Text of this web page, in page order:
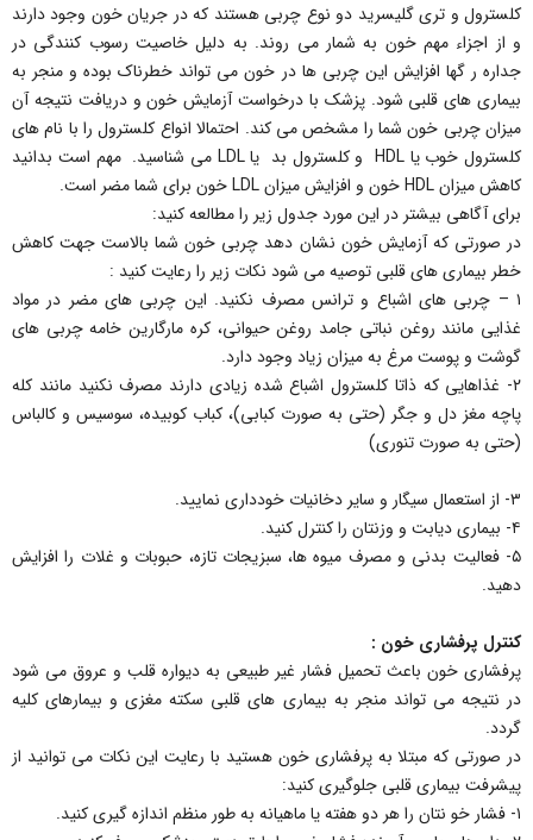
کلسترول و تری گلیسرید دو نوع چربی هستند که در جریان خون وجود دارند
و از اجزاء مهم خون به شمار می روند. به دلیل خاصیت رسوب کنندگی در
جداره ر گها افزایش این چربی ها در خون می تواند خطرناک بوده و منجر به
بیماری های قلبی شود. پزشک با درخواست آزمایش خون و دریافت نتیجه آن
میزان چربی خون شما را مشخص می کند. احتمالا انواع کلسترول را با نام های
کلسترول خوب یا HDL و کلسترول بد یا LDL می شناسید. مهم است بدانید
کاهش میزان HDL خون و افزایش میزان LDL خون برای شما مضر است.
برای آگاهی بیشتر در این مورد جدول زیر را مطالعه کنید:
در صورتی که آزمایش خون نشان دهد چربی خون شما بالاست جهت کاهش
خطر بیماری های قلبی توصیه می شود نکات زیر را رعایت کنید :
۱ – چربی های اشباع و ترانس مصرف نکنید. این چربی های مضر در مواد
غذایی مانند روغن نباتی جامد روغن حیوانی، کره مارگارین خامه چربی های
گوشت و پوست مرغ به میزان زیاد وجود دارد.
۲- غذاهایی که ذاتا کلسترول اشباع شده زیادی دارند مصرف نکنید مانند کله
پاچه مغز دل و جگر (حتی به صورت کبابی)، کباب کوبیده، سوسیس و کالباس
(حتی به صورت تنوری)
۳- از استعمال سیگار و سایر دخانیات خودداری نمایید.
۴- بیماری دیابت و وزنتان را کنترل کنید.
۵- فعالیت بدنی و مصرف میوه ها، سبزیجات تازه، حبوبات و غلات را افزایش
دهید.
کنترل پرفشاری خون :
پرفشاری خون باعث تحمیل فشار غیر طبیعی به دیواره قلب و عروق می شود
در نتیجه می تواند منجر به بیماری های قلبی سکته مغزی و بیمارهای کلیه
گردد.
در صورتی که مبتلا به پرفشاری خون هستید با رعایت این نکات می توانید از
پیشرفت بیماری قلبی جلوگیری کنید:
۱- فشار خو نتان را هر دو هفته یا ماهیانه به طور منظم اندازه گیری کنید.